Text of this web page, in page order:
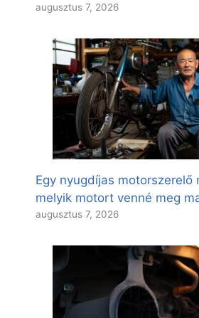
augusztus 7, 2026
Egy nyugdíjas motorszerelő
melyik motort venné meg
augusztus 7, 2026